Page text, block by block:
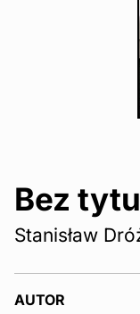
Bez
Stanisław
AUTOR